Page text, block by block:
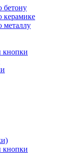
бетону
керамике
металлу
кнопки
кнопки